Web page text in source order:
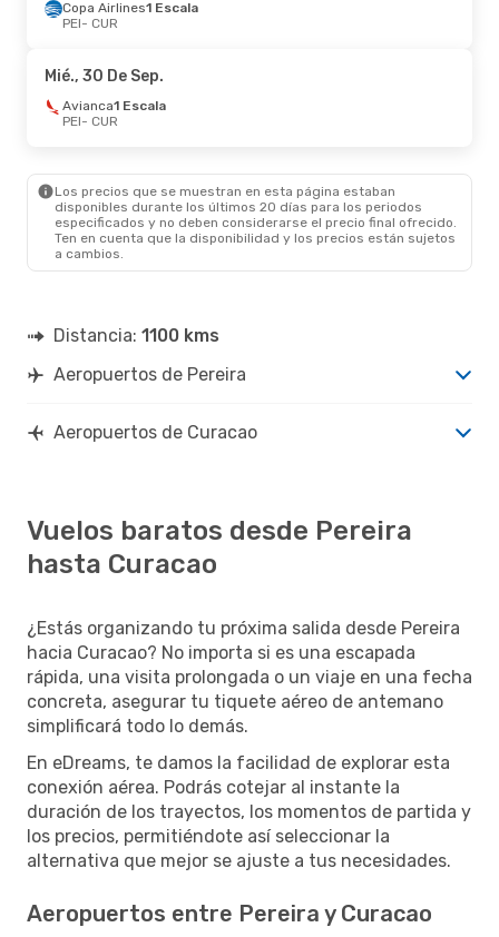
Dom., 27 De Sep.- Mié., 30 De Sep.
Copa Airlines1 Escala
CUR- PEI
- CUR
Copa Airlines1 Escala
CUR- PEI
Vie., 28 De Ago.- Jue., 3 De Sep.
Copa Airlines1 Escala
CUR- PEI
Copa Airlines1 Escala
PEI- CUR
Mié., 30 De Sep.
Avianca1 Escala
PEI- CUR
Los precios que se muestran en esta página estaban
disponibles durante los últimos 20 días para los periodos
especificados y no deben considerarse el precio final ofrecido.
Ten en cuenta que la disponibilidad y los precios están sujetos
a cambios.
Distancia: 1100 kms
Aeropuertos de Pereira
Aeropuertos de Curacao
Vuelos baratos desde Pereira
hasta Curacao
¿Estás organizando tu próxima salida desde Pereira
hacia Curacao? No importa si es una escapada
rápida, una visita prolongada o un viaje en una fecha
concreta, asegurar tu tiquete aéreo de antemano
simplificará todo lo demás.
En eDreams, te damos la facilidad de explorar esta
conexión aérea. Podrás cotejar al instante la
duración de los trayectos, los momentos de partida y
los precios, permitiéndote así seleccionar la
alternativa que mejor se ajuste a tus necesidades.
Aeropuertos entre Pereira y Curacao